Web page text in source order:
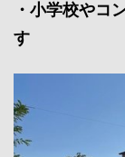
・小学校やコ
す